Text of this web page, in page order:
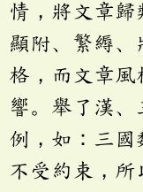
情，將文章歸
顯附、繁縟
格，而文章風
響。舉了漢
例，如：三
不受約束，